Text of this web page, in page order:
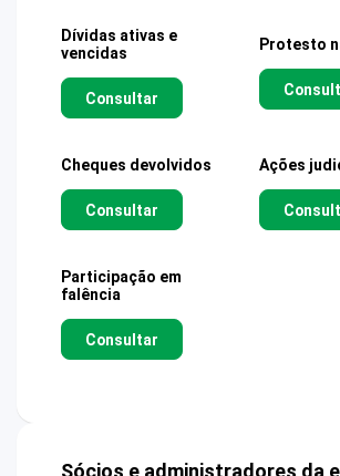
Dívidas ativas e
vencidas
Consultar
Protesto
Cheques devolvidos
Consultar
Ações
Participação em
falência
Consultar
Sócios e administradores da